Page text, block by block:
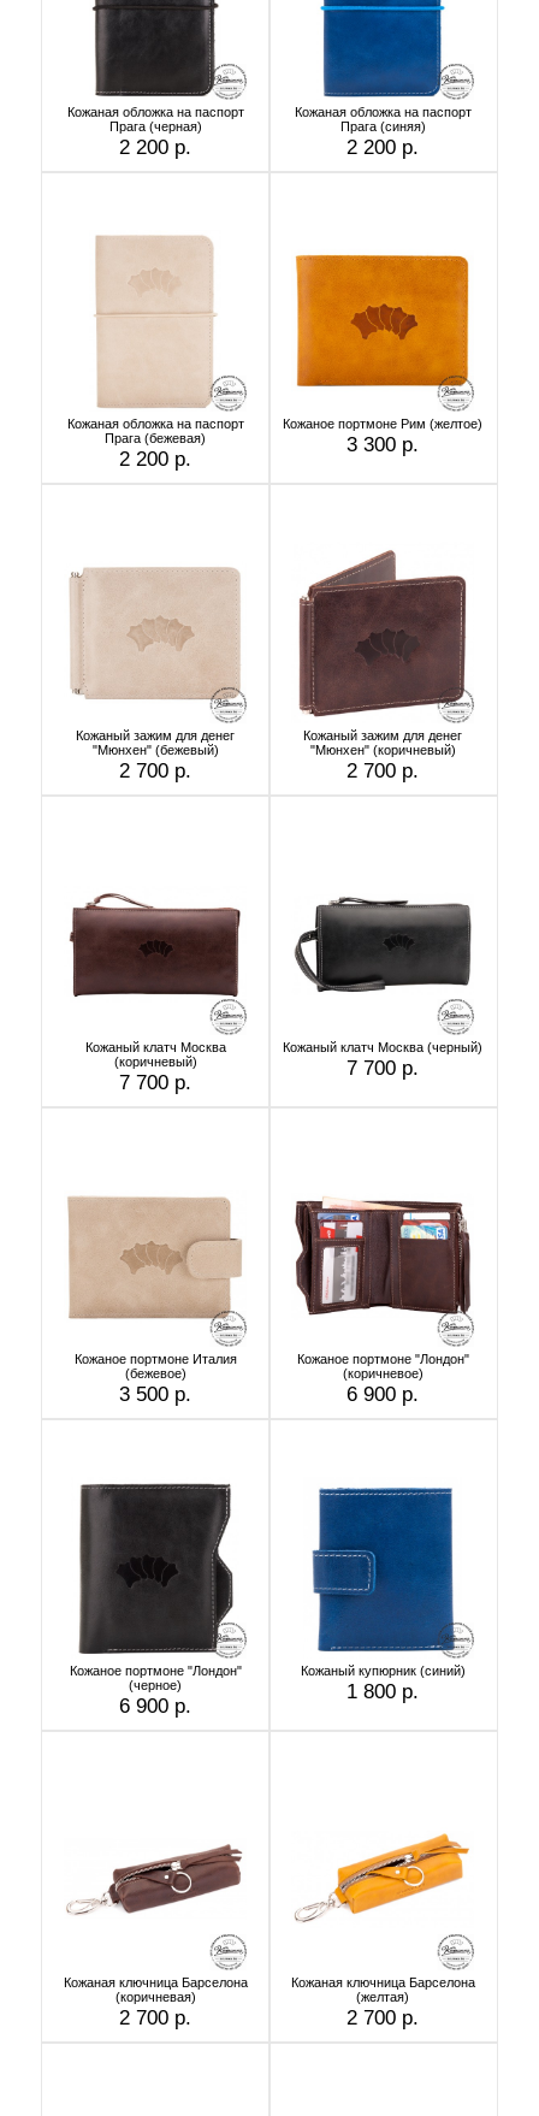
Кожаная обложка на паспорт
Прага (черная)
2 200 р.
Кожаная обложка на паспорт
Прага (синяя)
2 200 р.
Кожаная обложка на паспорт
Прага (бежевая)
2 200 р.
Кожаное портмоне Рим (желтое)
3 300 р.
Кожаный зажим для денег
"Мюнхен" (бежевый)
2 700 р.
Кожаный зажим для денег
"Мюнхен" (коричневый)
2 700 р.
Кожаный клатч Москва
(коричневый)
7 700 р.
Кожаный клатч Москва (черный)
7 700 р.
Кожаное портмоне Италия
(бежевое)
3 500 р.
Кожаное портмоне "Лондон"
(коричневое)
6 900 р.
Кожаное портмоне "Лондон"
(черное)
6 900 р.
Кожаный купюрник (синий)
1 800 р.
Кожаная ключница Барселона
(коричневая)
2 700 р.
Кожаная ключница Барселона
(желтая)
2 700 р.